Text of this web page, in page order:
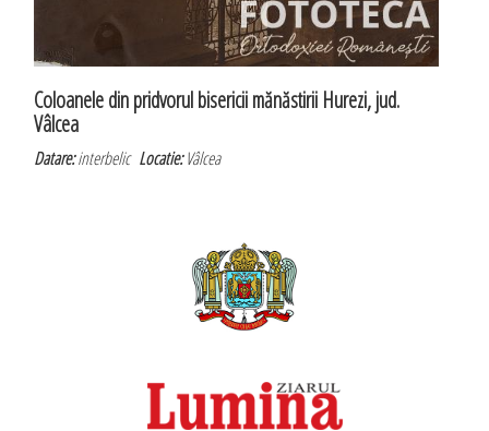
Coloanele din pridvorul bisericii mănăstirii Hurezi, jud.
Vâlcea
Datare:interbelicLocatie:Vâlcea